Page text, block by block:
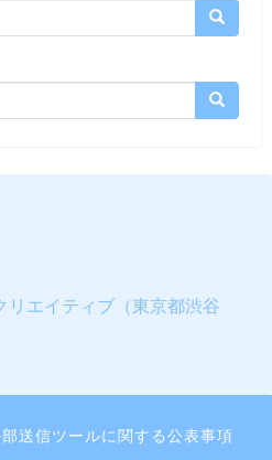
リエイティブ（東京都渋谷
送信ツールに関する公表事項